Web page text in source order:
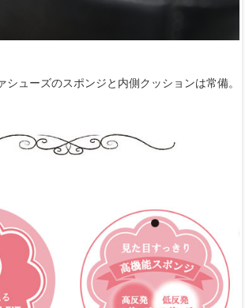
シューズのスポンジと内側クッションは常備。